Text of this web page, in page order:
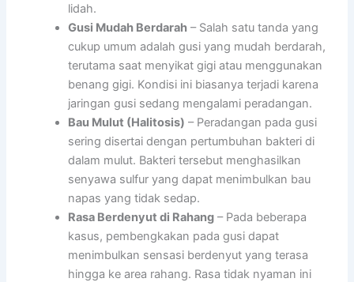
lidah.
Gusi Mudah Berdarah – Salah satu tanda yang
cukup umum adalah gusi yang mudah berdarah,
terutama saat menyikat gigi atau menggunakan
benang gigi. Kondisi ini biasanya terjadi karena
jaringan gusi sedang mengalami peradangan.
Bau Mulut (Halitosis) – Peradangan pada gusi
sering disertai dengan pertumbuhan bakteri di
dalam mulut. Bakteri tersebut menghasilkan
senyawa sulfur yang dapat menimbulkan bau
napas yang tidak sedap.
Rasa Berdenyut di Rahang – Pada beberapa
kasus, pembengkakan pada gusi dapat
menimbulkan sensasi berdenyut yang terasa
hingga ke area rahang. Rasa tidak nyaman ini